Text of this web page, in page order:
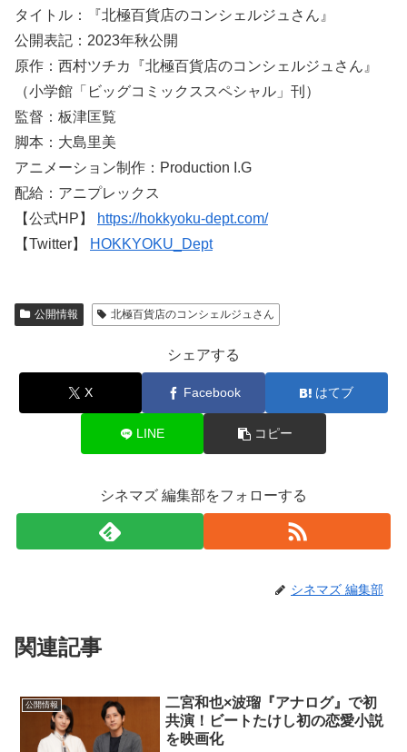
タイトル：『北極百貨店のコンシェルジュさん』
公開表記：2023年秋公開
原作：西村ツチカ『北極百貨店のコンシェルジュさん』
（小学館「ビッグコミックススペシャル」刊）
監督：板津匡覧
脚本：大島里美
アニメーション制作：Production I.G
配給：アニプレックス
【公式HP】
https://hokkyoku-dept.com/
【Twitter】
HOKKYOKU_Dept
公開情報 北極百貨店のコンシェルジュさん
シェアする
X Facebook はてブ
LINE コピー
シネマズ 編集部をフォローする
シネマズ 編集部
関連記事
公開情報
二宮和也×波瑠『アナログ』で初
共演！ビートたけし初の恋愛小説
を映画化